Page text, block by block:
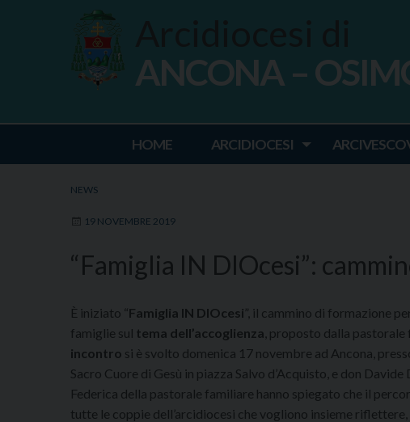
Ancona Osimo
ANCONA –
HOME ARCIDIOCESI
NEWS
19 NOVEMBRE 2019
“Famiglia IN DIOcesi”:
È iniziato “Famiglia IN DIOcesi”, il cammino di formazione
famiglie sul tema dell’accoglienza , proposto dalla
incontro si è svolto domenica 17 novembre ad Ancona,
Sacro Cuore di Gesù in piazza Salvo d’Acquisto, e don Davide
Federica della pastorale familiare hanno spiegato che il
tutte le coppie dell’arcidiocesi che vogliono insieme